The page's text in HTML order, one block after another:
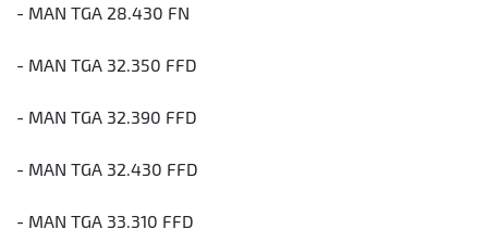
- MAN TGA 28.430 FN
- MAN TGA 32.350 FFD
- MAN TGA 32.390 FFD
- MAN TGA 32.430 FFD
- MAN TGA 33.310 FFD